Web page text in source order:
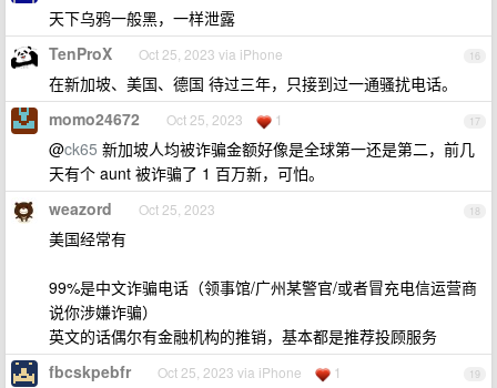
天下乌鸦一般黑，一样泄露
16
TenProX Oct 25, 2023 via iPhone
在新加坡、美国、德国 待过三年，只接到过一通骚扰电话。
17
momo24672 Oct 25, 2023 1
@ck65 新加坡人均被诈骗金额好像是全球第一还是第二，前几
天有个 aunt 被诈骗了 1 百万新，可怕。
18
weazord Oct 25, 2023
美国经常有
99%是中文诈骗电话（领事馆/广州某警官/或者冒充电信运营商
说你涉嫌诈骗）
英文的话偶尔有金融机构的推销，基本都是推荐投顾服务
19
fbcskpebfr Oct 25, 2023 via iPhone 1